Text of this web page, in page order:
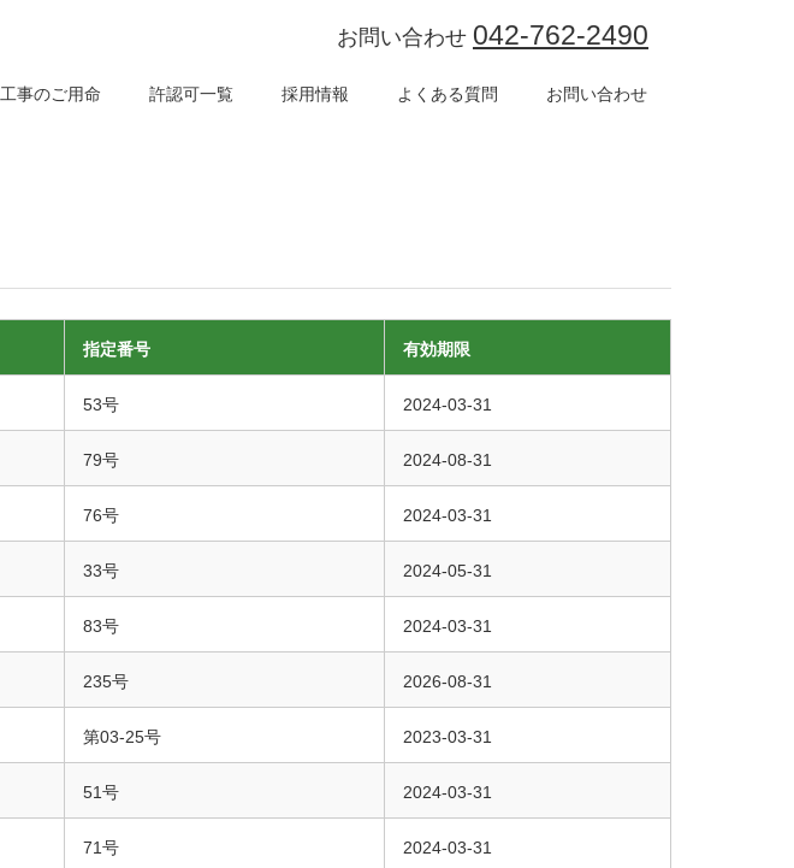
お問い合わせ 042-762-2490
工事のご用命 許認可一覧 採用情報 よくある質問 お問い合わせ
指定番号 有効期限
53号 2024-03-31
79号 2024-08-31
76号 2024-03-31
33号 2024-05-31
83号 2024-03-31
235号 2026-08-31
第03-25号 2023-03-31
51号 2024-03-31
71号 2024-03-31